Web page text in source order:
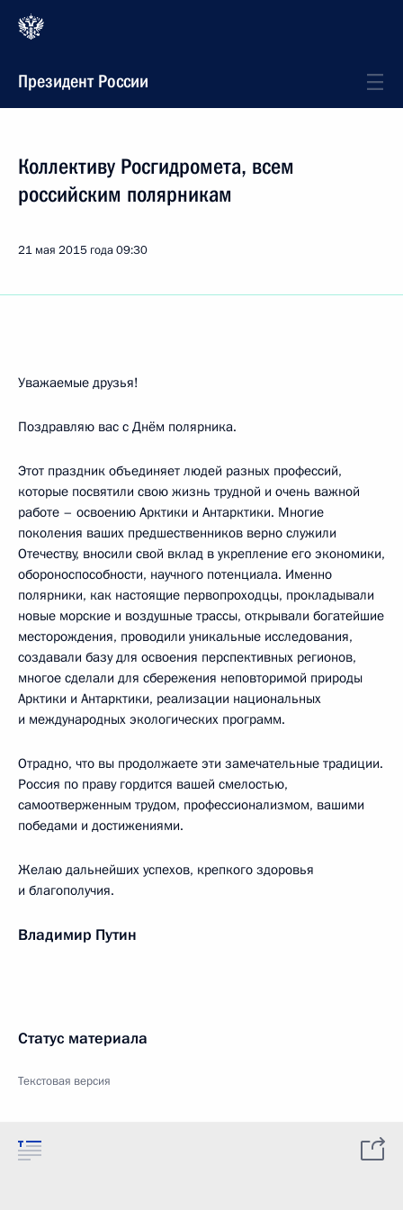
Президент России
Коллективу Росгидромета, всем
российским полярникам
21 мая 2015 года09:30
Уважаемые друзья!
Поздравляю вас с Днём полярника.
Этот праздник объединяет людей разных профессий,
которые посвятили свою жизнь трудной и очень важной
работе – освоению Арктики и Антарктики. Многие
поколения ваших предшественников верно служили
Отечеству, вносили свой вклад в укрепление его экономики,
обороноспособности, научного потенциала. Именно
полярники, как настоящие первопроходцы, прокладывали
новые морские и воздушные трассы, открывали богатейшие
месторождения, проводили уникальные исследования,
создавали базу для освоения перспективных регионов,
многое сделали для сбережения неповторимой природы
Арктики и Антарктики, реализации национальных
и международных экологических программ.
Отрадно, что вы продолжаете эти замечательные традиции.
Россия по праву гордится вашей смелостью,
самоотверженным трудом, профессионализмом, вашими
победами и достижениями.
Желаю дальнейших успехов, крепкого здоровья
и благополучия.
Владимир Путин
Статус материала
Текстовая версия